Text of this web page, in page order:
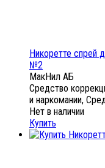
Никоретте
№2
МакНил АБ
Средство
и наркомании,
Нет в наличии
Купить